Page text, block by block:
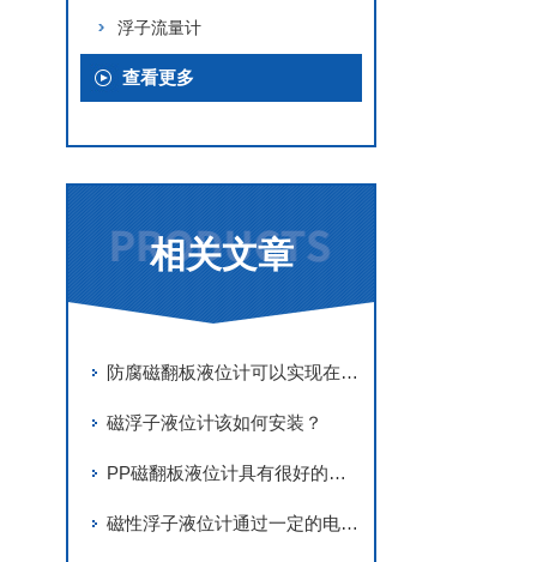
浮子流量计
查看更多
相关文章
防腐磁翻板液位计可以实现在恶劣环境条件下的实时监测
磁浮子液位计该如何安装？
PP磁翻板液位计具有很好的使用寿命和稳定性
磁性浮子液位计通过一定的电气装置达到自动控制和测量液位的目的